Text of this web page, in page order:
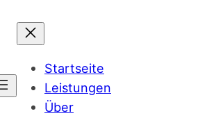
Startseite
Leistungen
Über